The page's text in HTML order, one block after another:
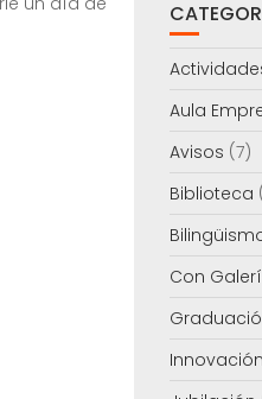
Aula
Avisos (7)
Biblioteca
Con
Innovación